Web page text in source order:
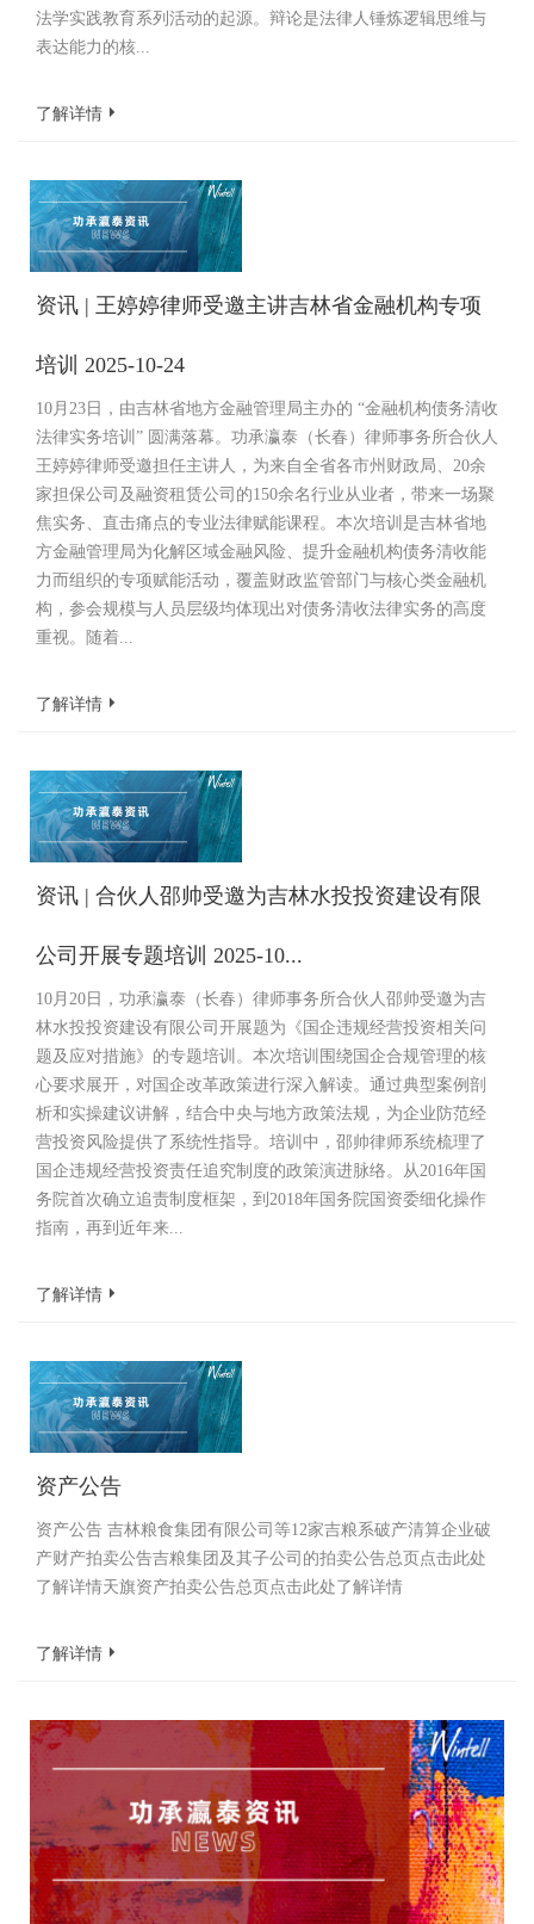
法学实践教育系列活动的起源。辩论是法律人锤炼逻辑思维与
表达能力的核...
了解详情
资讯 | 王婷婷律师受邀主讲吉林省金融机构专项
培训 2025-10-24
10月23日，由吉林省地方金融管理局主办的 “金融机构债务清收
法律实务培训” 圆满落幕。功承瀛泰（长春）律师事务所合伙人
王婷婷律师受邀担任主讲人，为来自全省各市州财政局、20余
家担保公司及融资租赁公司的150余名行业从业者，带来一场聚
焦实务、直击痛点的专业法律赋能课程。本次培训是吉林省地
方金融管理局为化解区域金融风险、提升金融机构债务清收能
力而组织的专项赋能活动，覆盖财政监管部门与核心类金融机
构，参会规模与人员层级均体现出对债务清收法律实务的高度
重视。随着...
了解详情
资讯 | 合伙人邵帅受邀为吉林水投投资建设有限
公司开展专题培训 2025-10...
10月20日，功承瀛泰（长春）律师事务所合伙人邵帅受邀为吉
林水投投资建设有限公司开展题为《国企违规经营投资相关问
题及应对措施》的专题培训。本次培训围绕国企合规管理的核
心要求展开，对国企改革政策进行深入解读。通过典型案例剖
析和实操建议讲解，结合中央与地方政策法规，为企业防范经
营投资风险提供了系统性指导。培训中，邵帅律师系统梳理了
国企违规经营投资责任追究制度的政策演进脉络。从2016年国
务院首次确立追责制度框架，到2018年国务院国资委细化操作
指南，再到近年来...
了解详情
资产公告
资产公告 吉林粮食集团有限公司等12家吉粮系破产清算企业破
产财产拍卖公告吉粮集团及其子公司的拍卖公告总页点击此处
了解详情天旗资产拍卖公告总页点击此处了解详情
了解详情